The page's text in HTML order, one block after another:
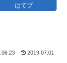
はてブ
2019.07.01